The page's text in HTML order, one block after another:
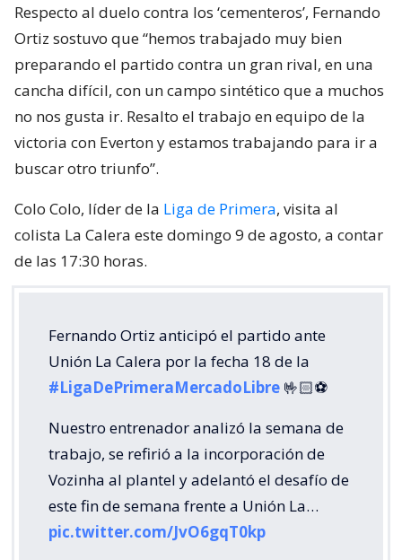
Respecto al duelo contra los ‘cementeros’, Fernando
Ortiz sostuvo que “hemos trabajado muy bien
preparando el partido contra un gran rival, en una
cancha difícil, con un campo sintético que a muchos
no nos gusta ir. Resalto el trabajo en equipo de la
victoria con Everton y estamos trabajando para ir a
buscar otro triunfo”.
Colo Colo, líder de la Liga de Primera, visita al
colista La Calera este domingo 9 de agosto, a contar
de las 17:30 horas.
Fernando Ortiz anticipó el partido ante
Unión La Calera por la fecha 18 de la
#LigaDePrimeraMercadoLibre 🤟🏻⚽️
Nuestro entrenador analizó la semana de
trabajo, se refirió a la incorporación de
Vozinha al plantel y adelantó el desafío de
este fin de semana frente a Unión La…
pic.twitter.com/JvO6gqT0kp